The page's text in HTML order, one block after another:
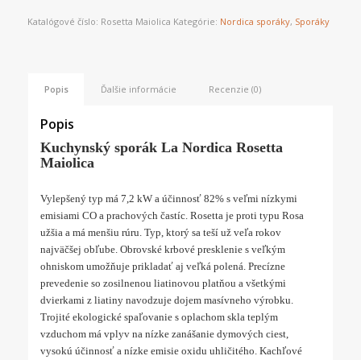
Katalógové číslo: Rosetta Maiolica Kategórie: Nordica sporáky, Sporáky
Popis Ďalšie informácie Recenzie (0)
Popis
Kuchynský sporák La Nordica Rosetta
Maiolica
Vylepšený typ má 7,2 kW a účinnosť 82% s veľmi nízkymi
emisiami CO a prachových častíc. Rosetta je proti typu Rosa
užšia a má menšiu rúru. Typ, ktorý sa teší už veľa rokov
najväčšej obľube. Obrovské krbové presklenie s veľkým
ohniskom umožňuje prikladať aj veľká polená. Precízne
prevedenie so zosilnenou liatinovou platňou a všetkými
dvierkami z liatiny navodzuje dojem masívneho výrobku.
Trojité ekologické spaľovanie s oplachom skla teplým
vzduchom má vplyv na nízke zanášanie dymových ciest,
vysokú účinnosť a nízke emisie oxidu uhličitého. Kachľové